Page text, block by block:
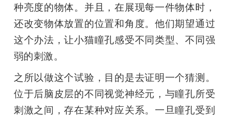
种亮度的物体。并且，在展现每一件物体时，
还改变物体放置的位置和角度。他们期望通过
这个办法，让小猫瞳孔感受不同类型、不同强
弱的刺激。
之所以做这个试验，目的是去证明一个猜测。
位于后脑皮层的不同视觉神经元，与瞳孔所受
刺激之间，存在某种对应关系。一旦瞳孔受到